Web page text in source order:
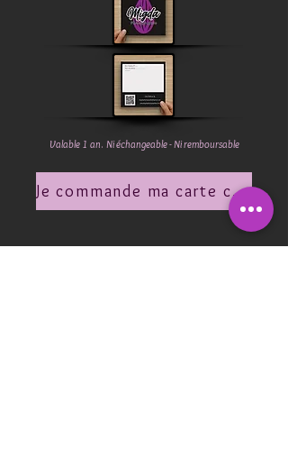
Valable 1 an. Ni échangeable - Ni remboursable
Je commande ma carte cadeau !